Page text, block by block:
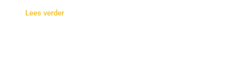
Lees verder